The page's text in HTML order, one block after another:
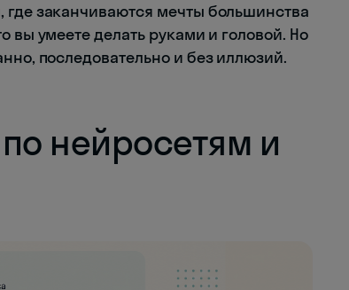
заканчиваются мечты большинства
вы умеете делать руками и головой. Но
последовательно и без иллюзий.
нейросетям и